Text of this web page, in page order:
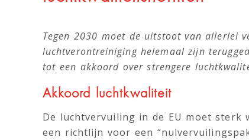
Tegen 2030 moet de uitstoot van allerlei
luchtverontreiniging helemaal zijn
tot een akkoord over strengere
Akkoord luchtkwaliteit
De luchtvervuiling in de EU moet sterk
een richtlijn voor een